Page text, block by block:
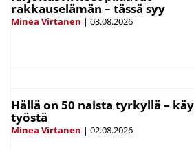
rakkauselämän – tässä syy
Minea Virtanen | 03.08.2026
Hällä on 50 naista tyrkyllä –
työstä
Minea Virtanen | 02.08.2026